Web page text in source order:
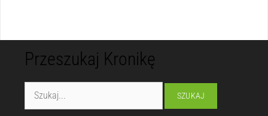
Przeszukaj Kronikę